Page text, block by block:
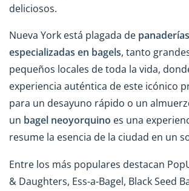
deliciosos.
Nueva York está plagada de
especializadas en bagels, tanto
pequeños locales de toda la vida,
experiencia auténtica de este icónico
para un desayuno rápido o un
un bagel neoyorquino es una
resume la esencia de la ciudad en un
Entre los más populares destacan
& Daughters, Ess-a-Bagel, Black Seed